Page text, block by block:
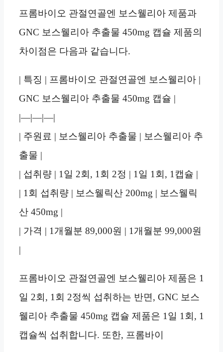
프롬바이오 관절연골엔 보스웰리아 제품과
GNC 보스웰리아 추출물 450mg 캡슐 제품의
차이점은 다음과 같습니다.
| 특징 | 프롬바이오 관절연골엔 보스웰리아 |
GNC 보스웰리아 추출물 450mg 캡슐 |
|—|—|—|
| 주원료 | 보스웰리아 추출물 | 보스웰리아 추
출물 |
| 섭취량 | 1일 2회, 1회 2정 | 1일 1회, 1캡슐 |
| 1회 섭취량 | 보스웰릭산 200mg | 보스웰릭
산 450mg |
| 가격 | 1개월분 89,000원 | 1개월분 99,000원
|
프롬바이오 관절연골엔 보스웰리아 제품은 1
일 2회, 1회 2정씩 섭취하는 반면, GNC 보스
웰리아 추출물 450mg 캡슐 제품은 1일 1회, 1
캡슐씩 섭취합니다. 또한, 프롬바이